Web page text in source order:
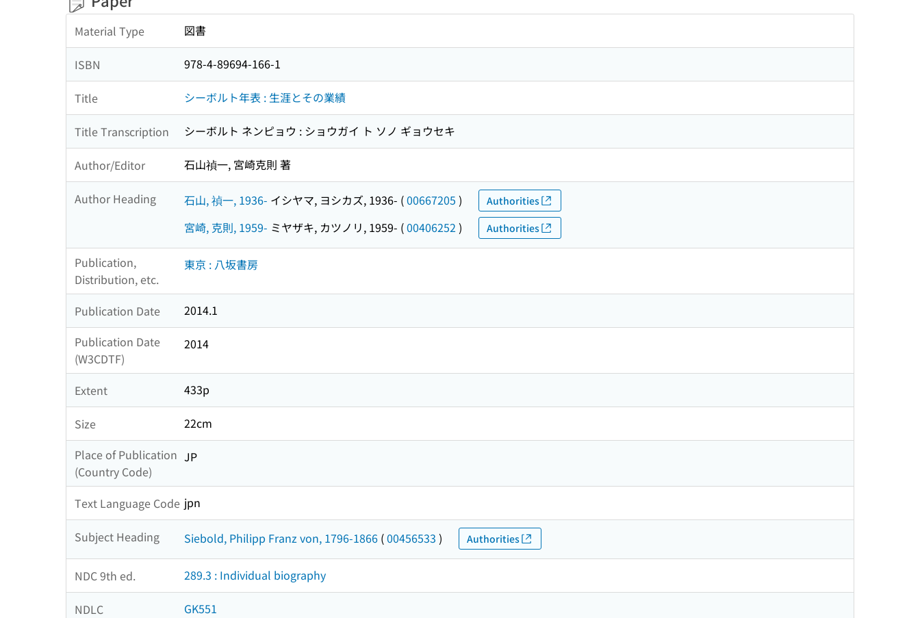
Material Type 図書
ISBN 978-4-89694-166-1
Title シーボルト年表 : 生涯とその業績
Title Transcription シーボルト ネンピョウ : ショウガイ ト ソノ ギョウセキ
Author/Editor 石山禎一, 宮崎克則 著
Author Heading 石山, 禎一, 1936- イシヤマ, ヨシカズ, 1936- (00667205 ) Authorities
宮崎, 克則, 1959- ミヤザキ, カツノリ, 1959- (00406252 ) Authorities
Publication,
Distribution, etc.
東京 : 八坂書房
Publication Date
2014.1
Publication Date
(W3CDTF)
2014
Extent 433p
Size
22cm
Place of Publication
(Country Code)
JP
Text Language Code jpn
Subject Heading Siebold, Philipp Franz von, 1796-1866 (00456533 ) Authorities
NDC 9th ed. 289.3 : Individual biography
NDLC
GK551